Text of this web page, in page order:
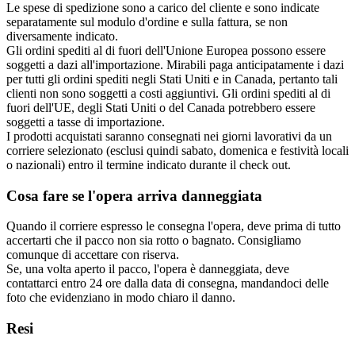
Le spese di spedizione sono a carico del cliente e sono indicate
separatamente sul modulo d'ordine e sulla fattura, se non
diversamente indicato.
Gli ordini spediti al di fuori dell'Unione Europea possono essere
soggetti a dazi all'importazione. Mirabili paga anticipatamente i dazi
per tutti gli ordini spediti negli Stati Uniti e in Canada, pertanto tali
clienti non sono soggetti a costi aggiuntivi. Gli ordini spediti al di
fuori dell'UE, degli Stati Uniti o del Canada potrebbero essere
soggetti a tasse di importazione.
I prodotti acquistati saranno consegnati nei giorni lavorativi da un
corriere selezionato (esclusi quindi sabato, domenica e festività locali
o nazionali) entro il termine indicato durante il check out.
Cosa fare se l'opera arriva danneggiata
Quando il corriere espresso le consegna l'opera, deve prima di tutto
accertarti che il pacco non sia rotto o bagnato. Consigliamo
comunque di accettare con riserva.
Se, una volta aperto il pacco, l'opera è danneggiata, deve
contattarci entro 24 ore dalla data di consegna, mandandoci delle
foto che evidenziano in modo chiaro il danno.
Resi